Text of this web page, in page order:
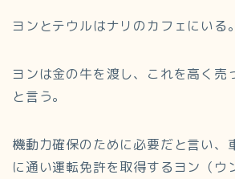
ヨンとテウルはナリのカフェにいる。
ヨンは金の牛を渡し、これを高く売
と言う。
機動力確保のために必要だと言い、
に通い運転免許を取得するヨン（ウ